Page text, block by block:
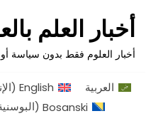
تخطى
إلى
أخبار العلم
أخبار العلوم فقط بدون سياسة
العربية English
(
Bosanski
(